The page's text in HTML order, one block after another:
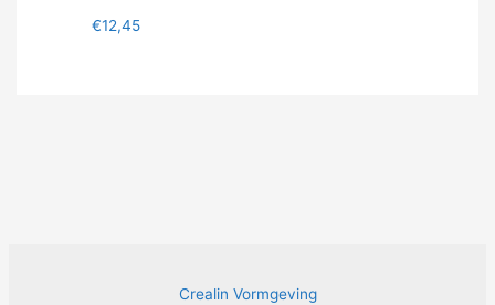
€12,45
Crealin Vormgeving